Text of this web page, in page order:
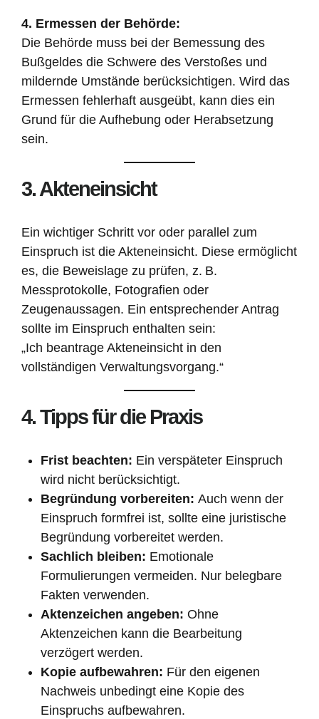
4. Ermessen der Behörde:
Die Behörde muss bei der Bemessung des
Bußgeldes die Schwere des Verstoßes und
mildernde Umstände berücksichtigen. Wird das
Ermessen fehlerhaft ausgeübt, kann dies ein
Grund für die Aufhebung oder Herabsetzung
sein.
3. Akteneinsicht
Ein wichtiger Schritt vor oder parallel zum
Einspruch ist die Akteneinsicht. Diese ermöglicht
es, die Beweislage zu prüfen, z. B.
Messprotokolle, Fotografien oder
Zeugenaussagen. Ein entsprechender Antrag
sollte im Einspruch enthalten sein:
„Ich beantrage Akteneinsicht in den
vollständigen Verwaltungsvorgang.“
4. Tipps für die Praxis
Frist beachten: Ein verspäteter Einspruch
wird nicht berücksichtigt.
Begründung vorbereiten: Auch wenn der
Einspruch formfrei ist, sollte eine juristische
Begründung vorbereitet werden.
Sachlich bleiben: Emotionale
Formulierungen vermeiden. Nur belegbare
Fakten verwenden.
Aktenzeichen angeben: Ohne
Aktenzeichen kann die Bearbeitung
verzögert werden.
Kopie aufbewahren: Für den eigenen
Nachweis unbedingt eine Kopie des
Einspruchs aufbewahren.